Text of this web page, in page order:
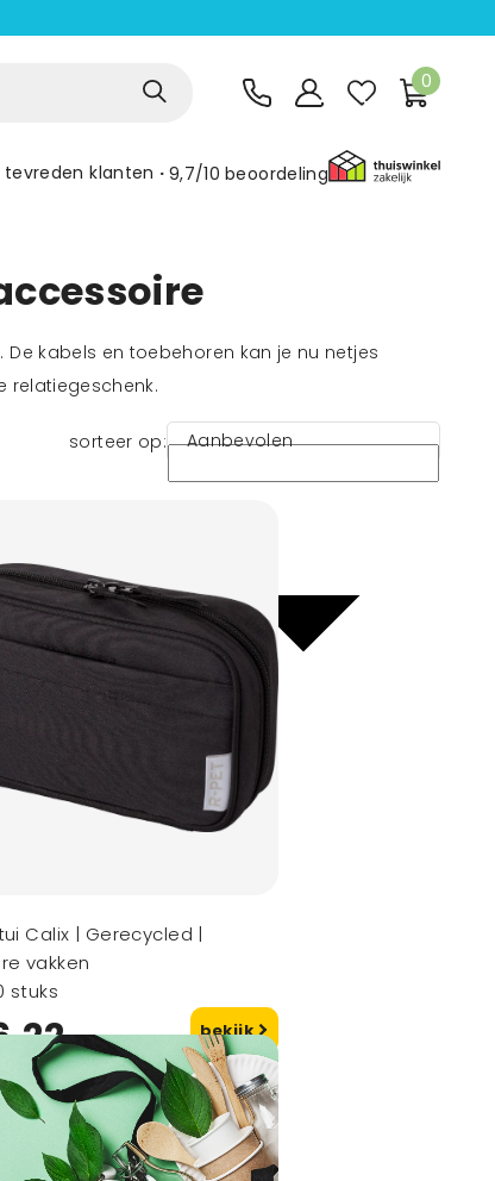
0
tevreden klanten 9,7/10 beoordeling
kabels en toebehoren kan je nu netjes
relatiegeschenk.
sorteer op: Aanbevolen
Calix | Gerecycled |
vakken
stuks
bekijk